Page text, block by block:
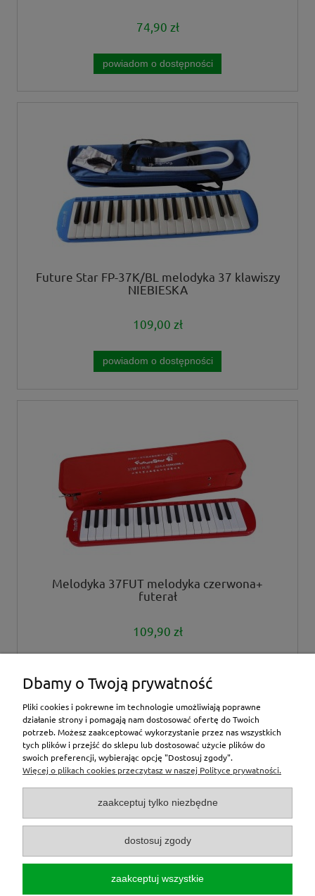
74,90 zł
powiadom o dostępności
Future Star FP-37K/BL melodyka 37 klawiszy
NIEBIESKA
109,00 zł
powiadom o dostępności
Melodyka 37FUT melodyka czerwona+
futerał
109,90 zł
inne
Moje konto
O nas
Zamówienia
Dbamy o Twoją prywatność
Pliki cookies i pokrewne im technologie umożliwiają poprawne
działanie strony i pomagają nam dostosować ofertę do Twoich
potrzeb. Możesz zaakceptować wykorzystanie przez nas wszystkich
tych plików i przejść do sklepu lub dostosować użycie plików do
swoich preferencji, wybierając opcję "Dostosuj zgody".
Więcej o plikach cookies przeczytasz w naszej Polityce prywatności.
zaakceptuj tylko niezbędne
dostosuj zgody
zaakceptuj wszystkie